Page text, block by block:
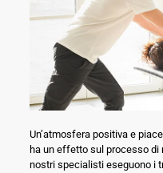
Un’atmosfera positiva e
ha un effetto sul processo di
nostri specialisti eseguono i